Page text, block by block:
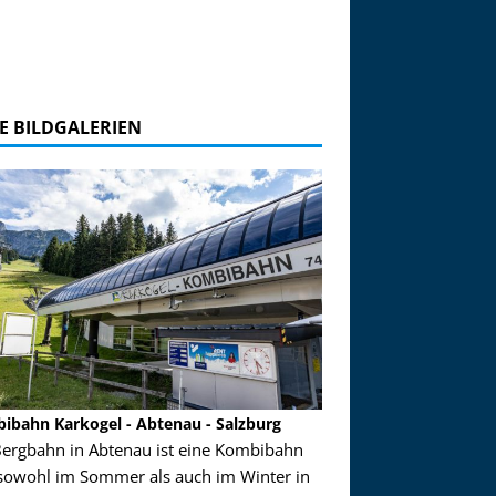
BILDGALERIEN
Karkogel - Abtenau - Salzburg
in Abtenau ist eine Kombibahn
im Sommer als auch im Winter in